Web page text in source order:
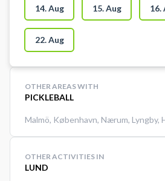
14. Aug 15. Aug 16.
22. Aug
OTHER AREAS WITH
PICKLEBALL
Malmö, København, Nærum, Lyngby,
OTHER ACTIVITIES IN
LUND